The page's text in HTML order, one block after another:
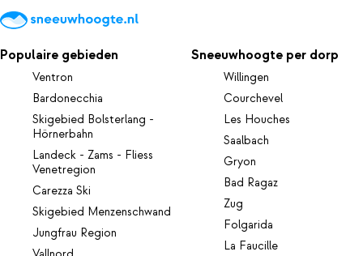
Populaire gebieden
Ventron
Bardonecchia
Skigebied Bolsterlang -
Hörnerbahn
Landeck - Zams - Fliess
Venetregion
Carezza Ski
Skigebied Menzenschwand
Jungfrau Region
Sneeuwhoogte per dorp
Willingen
Courchevel
Les Houches
Saalbach
Gryon
Bad Ragaz
Zug
Folgarida
La Faucille